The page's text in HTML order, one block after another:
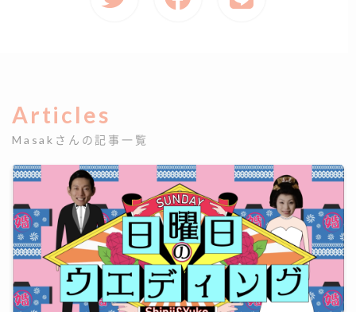
Articles
Masakさんの記事一覧